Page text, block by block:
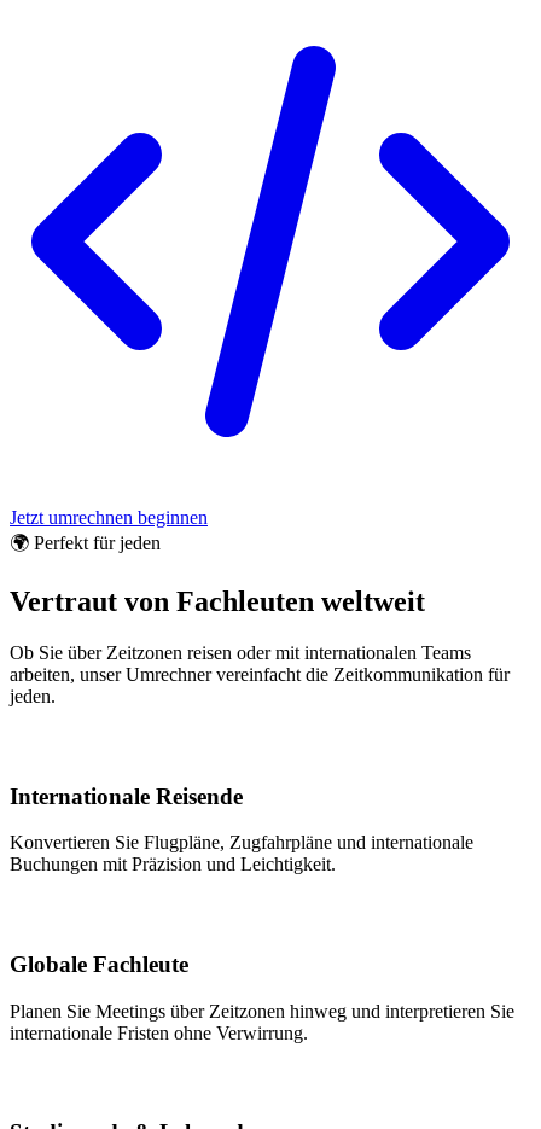
Jetzt umrechnen beginnen
🌍 Perfekt für jeden
Vertraut von Fachleuten weltweit
Ob Sie über Zeitzonen reisen oder mit internationalen Teams
arbeiten, unser Umrechner vereinfacht die Zeitkommunikation für
jeden.
Internationale Reisende
Konvertieren Sie Flugpläne, Zugfahrpläne und internationale
Buchungen mit Präzision und Leichtigkeit.
Globale Fachleute
Planen Sie Meetings über Zeitzonen hinweg und interpretieren Sie
internationale Fristen ohne Verwirrung.